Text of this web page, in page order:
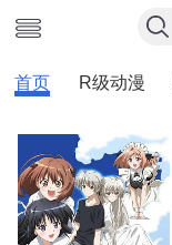
首页 R级动漫